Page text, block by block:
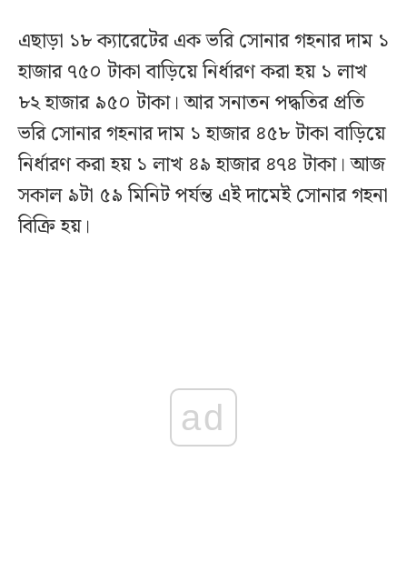
এছাড়া ১৮ ক্যারেটের এক ভরি সোনার গহনার দাম ১
হাজার ৭৫০ টাকা বাড়িয়ে নির্ধারণ করা হয় ১ লাখ
৮২ হাজার ৯৫০ টাকা। আর সনাতন পদ্ধতির প্রতি
ভরি সোনার গহনার দাম ১ হাজার ৪৫৮ টাকা বাড়িয়ে
নির্ধারণ করা হয় ১ লাখ ৪৯ হাজার ৪৭৪ টাকা। আজ
সকাল ৯টা ৫৯ মিনিট পর্যন্ত এই দামেই সোনার গহনা
বিক্রি হয়।
ad